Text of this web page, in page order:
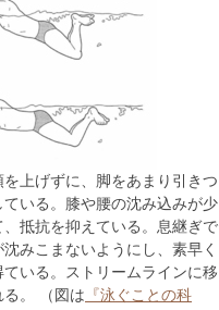
上げずに、脚をあまり引きつ
いる。膝や腰の沈み込みが少
抵抗を抑えている。息継ぎで
みこまないようにし、素早く
いる。ストリームラインに移
。 （図は 『泳ぐことの科